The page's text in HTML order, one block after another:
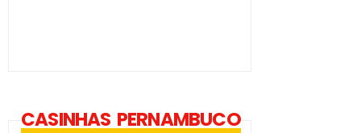
CASINHAS PERNAMBUCO